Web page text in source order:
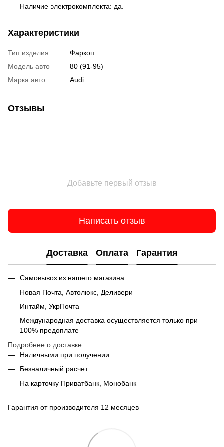
Наличие электрокомплекта: да.
Характеристики
Тип изделия
Фаркоп
Модель авто
80 (91-95)
Марка авто
Audi
Отзывы
Добавьте первый отзыв
Написать отзыв
Доставка Оплата Гарантия
Самовывоз из нашего магазина
Новая Почта, Автолюкс, Деливери
Интайм, УкрПочта
Международная доставка осуществляется только при
100% предоплате
Подробнее о доставке
Наличными при получении.
Безналичный расчет .
На карточку Приватбанк, Монобанк
Гарантия от производителя 12 месяцев